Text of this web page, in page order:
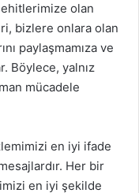
olan
bizlere onlara olan
paylaşmamıza ve
Böylece, yalnız
mücadele
en iyi ifade
Her bir
en iyi şekilde